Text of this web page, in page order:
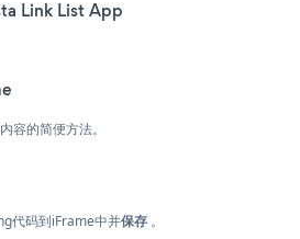
Link List App
容的简便方法。
代码到iFrame中并保存 。